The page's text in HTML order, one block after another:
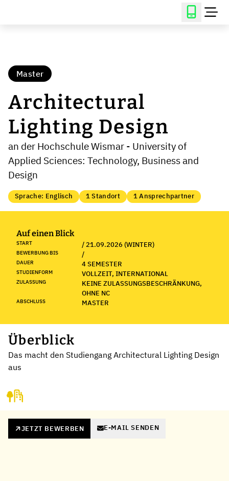
Master
Architectural
Lighting Design
an der Hochschule Wismar - University of
Applied Sciences: Technology, Business and
Design
Sprache: Englisch 1 Standort 1 Ansprechpartner
Auf einen Blick
START / 21.09.2026 (WINTER)
BEWERBUNG BIS /
DAUER 4 SEMESTER
STUDIENFORM VOLLZEIT, INTERNATIONAL
ZULASSUNG
KEINE ZULASSUNGSBESCHRÄNKUNG,
OHNE NC
ABSCHLUSS MASTER
Überblick
Das macht den Studiengang Architectural Lighting Design
aus
JETZT BEWERBEN E-MAIL SENDEN